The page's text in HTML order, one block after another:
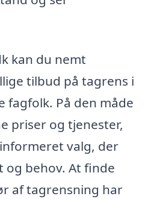
kan du nemt
tilbud på tagrens i
fagfolk. På den måde
priser og tjenester,
valg, der
og behov. At finde
af tagrensning har